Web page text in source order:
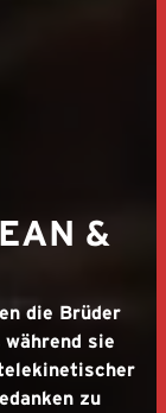
&
die Brüder
sie
zu